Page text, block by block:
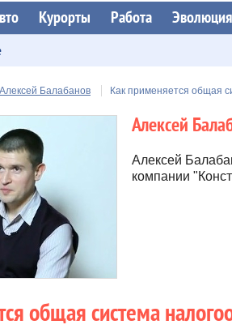
Курорты Работа Эволюция
Алексей Балабанов Как применяется общая
Алексей
Алексей
компании
общая система